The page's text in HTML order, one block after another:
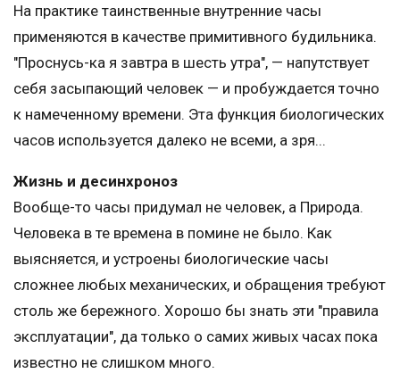
На практике таинственные внутренние часы
применяются в качестве примитивного будильника.
"Проснусь-ка я завтра в шесть утра", — напутствует
себя засыпающий человек — и пробуждается точно
к намеченному времени. Эта функция биологических
часов используется далеко не всеми, а зря...
Жизнь и десинхроноз
Вообще-то часы придумал не человек, а Природа.
Человека в те времена в помине не было. Как
выясняется, и устроены биологические часы
сложнее любых механических, и обращения требуют
столь же бережного. Хорошо бы знать эти "правила
эксплуатации", да только о самих живых часах пока
известно не слишком много.